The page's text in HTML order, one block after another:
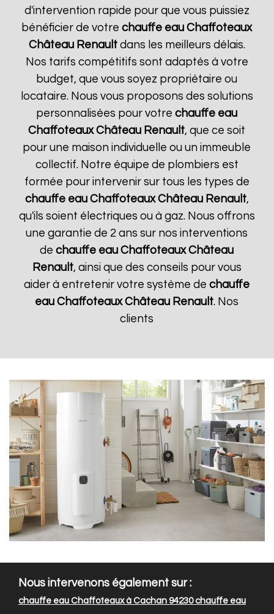
d'intervention rapide pour que vous puissiez
bénéficier de votrechauffe eau Chaffoteaux
Château Renaultdans les meilleurs délais.
Nos tarifs compétitifs sont adaptés à votre
budget, que vous soyez propriétaire ou
locataire. Nous vous proposons des solutions
personnalisées pour votrechauffe eau
Chaffoteaux Château Renault, que ce soit
pour une maison individuelle ou un immeuble
collectif. Notre équipe de plombiers est
formée pour intervenir sur tous les types de
chauffe eau Chaffoteaux Château Renault,
qu'ils soient électriques ou à gaz. Nous offrons
une garantie de 2 ans sur nos interventions
dechauffe eau Chaffoteaux Château
Renault, ainsi que des conseils pour vous
aider à entretenir votre système dechauffe
eau Chaffoteaux Château Renault. Nos
clients
Nous intervenons également sur :
chauffe eau Chaffoteaux à Cachan 94230chauffe eau